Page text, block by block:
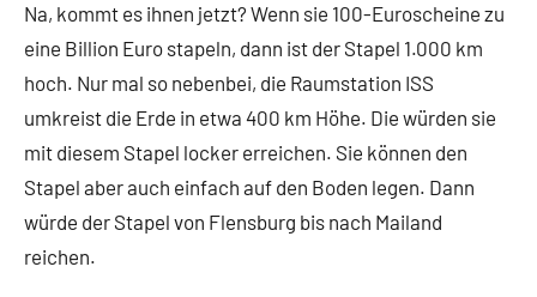
Na, kommt es ihnen jetzt? Wenn sie 100-Euroscheine zu
eine Billion Euro stapeln, dann ist der Stapel 1.000 km
hoch. Nur mal so nebenbei, die Raumstation ISS
umkreist die Erde in etwa 400 km Höhe. Die würden sie
mit diesem Stapel locker erreichen. Sie können den
Stapel aber auch einfach auf den Boden legen. Dann
würde der Stapel von Flensburg bis nach Mailand
reichen.